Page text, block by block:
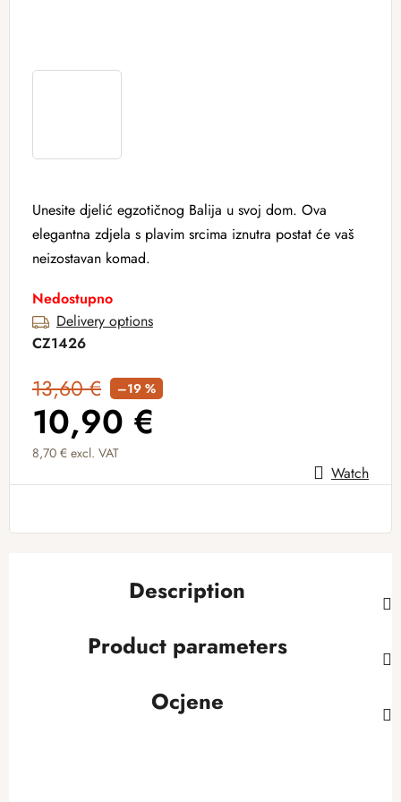
Unesite djelić egzotičnog Balija u svoj dom. Ova
elegantna zdjela s plavim srcima iznutra postat će vaš
neizostavan komad.
Nedostupno
Delivery options
CZ1426
13,60 € –19 %
10,90 €
8,70 € excl. VAT
Measure price: Watch
Description
Product parameters
Ocjene